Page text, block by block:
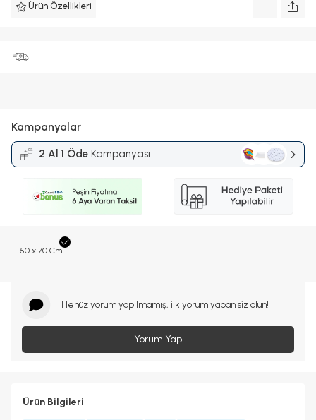
Ürün Özellikleri
Kampanyalar
2 Al 1 Öde Kampanyası
50 x 70 Cm
Henüz yorum yapılmamış, ilk yorum yapan siz olun!
Yorum Yap
Ürün Bilgileri